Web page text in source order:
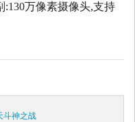
:130万像素摄像头,支持
斗神之战